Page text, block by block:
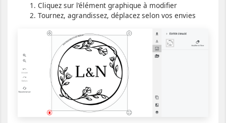
Cliquez sur l’élément graphique à modifier
Tournez, agrandissez, déplacez selon vos envies